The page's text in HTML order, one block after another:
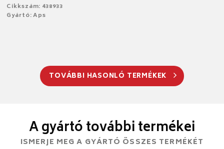
Cikkszám: 438933
Gyártó: Aps
TOVÁBBI HASONLÓ TERMÉKEK
A gyártó további termékei
ISMERJE MEG A GYÁRTÓ ÖSSZES TERMÉKÉT